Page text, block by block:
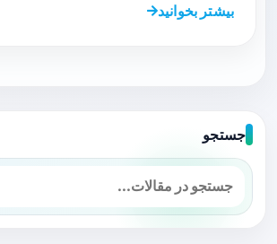
بیشتر بخوانید
جستجو